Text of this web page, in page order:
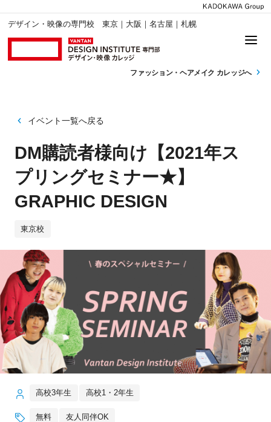
デザイン・映像の専門校 東京｜大阪｜名古屋｜札幌
ファッション・ ヘアメイク カレッジへ
イベント一覧へ戻る
DM購読者様向け【2021年ス
プリングセミナー★】
GRAPHIC DESIGN
東京校
高校3年生 高校1・2年生
無料 友人同伴OK